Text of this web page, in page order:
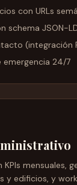
con URLs
schema JSON-
(integración
emergencia 24/7
mensuales,
y edificios, y